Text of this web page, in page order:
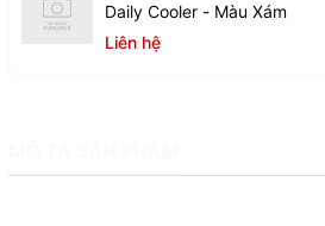
Daily Cooler - Màu Xám
Liên hệ